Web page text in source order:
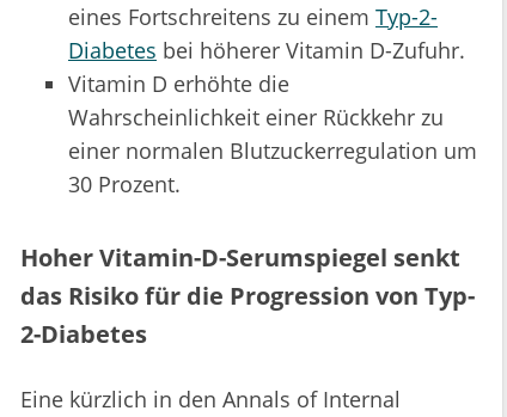
eines Fortschreitens zu einem Typ-2-
Diabetes bei höherer Vitamin D-Zufuhr.
Vitamin D erhöhte die
Wahrscheinlichkeit einer Rückkehr zu
einer normalen Blutzuckerregulation um
30 Prozent.
Hoher Vitamin-D-Serumspiegel senkt
das Risiko für die Progression von Typ-
2-Diabetes
Eine kürzlich in den Annals of Internal